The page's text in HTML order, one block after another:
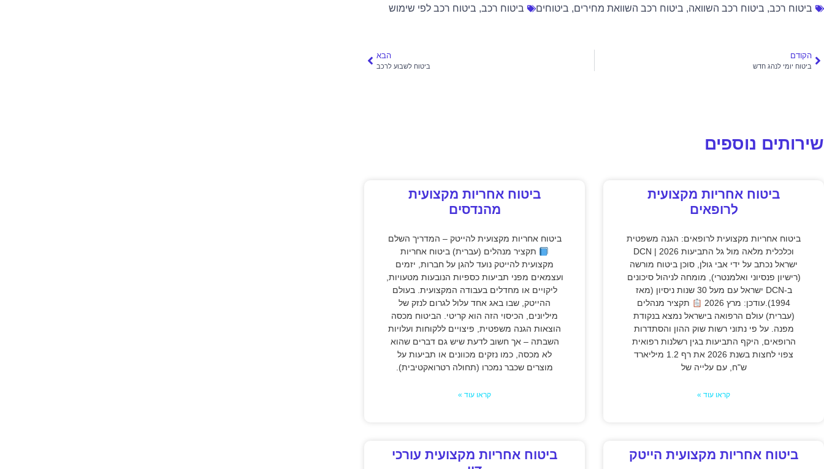
ביטוח רכב, ביטוח רכב השוואה, ביטוח רכב השוואת מחירים, ביטוחים ביטוח רכב, ביטוח רכב לפי שימוש
הקודם
ביטוח יומי לנהג חדש
הבא
ביטוח לשבוע לרכב
שירותים נוספים
ביטוח אחריות מקצועית
לרופאים
ביטוח אחריות מקצועית לרופאים: הגנה משפטית
וכלכלית מלאה מול גל התביעות 2026 | DCN
ישראל נכתב על ידי אבי גולן, סוכן ביטוח מורשה
(רישיון פנסיוני ואלמנטרי), מומחה לניהול סיכונים
ב-DCN ישראל עם מעל 30 שנות ניסיון (מאז
1994).עודכן: מרץ 2026
תקציר מנהלים
(עברית) עולם הרפואה בישראל נמצא בנקודת
מפנה. על פי נתוני רשות שוק ההון והסתדרות
הרופאים, היקף התביעות בגין רשלנות רפואית
צפוי לחצות בשנת 2026 את רף 1.2 מיליארד
ש"ח, עם עלייה של
קראו עוד »
ביטוח אחריות מקצועית
מהנדסים
ביטוח אחריות מקצועית להייטק – המדריך השלם
תקציר מנהלים (עברית) ביטוח אחריות
מקצועית להייטק נועד להגן על חברות, יזמים
ועצמאים מפני תביעות כספיות הנובעות מטעויות,
ליקויים או מחדלים בעבודה המקצועית. בעולם
ההייטק, שבו באג אחד עלול לגרום לנזק של
מיליונים, הכיסוי הזה הוא קריטי. הביטוח מכסה
הוצאות הגנה משפטית, פיצויים ללקוחות ועלויות
השבתה – אך חשוב לדעת שיש גם דברים שהוא
לא מכסה, כמו נזקים מכוונים או תביעות על
מוצרים שכבר נמכרו (תחולה רטרואקטיבית).
קראו עוד »
ביטוח אחריות מקצועית הייטק
ביטוח אחריות מקצועית עורכי